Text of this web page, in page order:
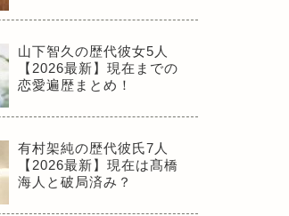
山下智久の歴代彼女5人
【2026最新】現在までの
恋愛遍歴まとめ！
有村架純の歴代彼氏7人
【2026最新】現在は髙橋
海人と破局済み？